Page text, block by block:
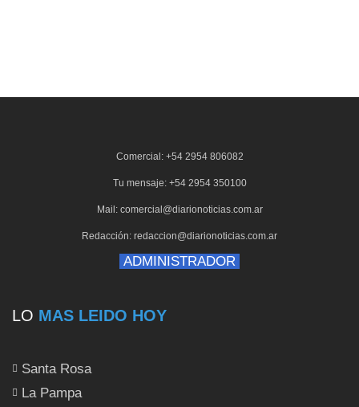
Comercial: +54 2954 806082
Tu mensaje: +54 2954 350100
Mail: comercial@diarionoticias.com.ar
Redacción: redaccion@diarionoticias.com.ar
ADMINISTRADOR
LO MAS LEIDO HOY
Santa Rosa
La Pampa